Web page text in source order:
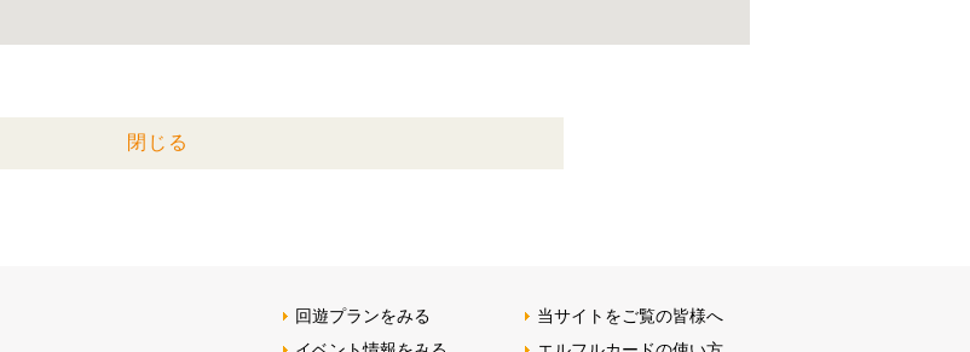
閉じる
回遊プランをみる
当サイトをご覧の皆様へ